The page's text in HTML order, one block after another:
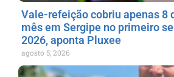
Vale-refeição cobriu apenas 8
mês em Sergipe no primeiro
2026, aponta Pluxee
agosto 5, 2026